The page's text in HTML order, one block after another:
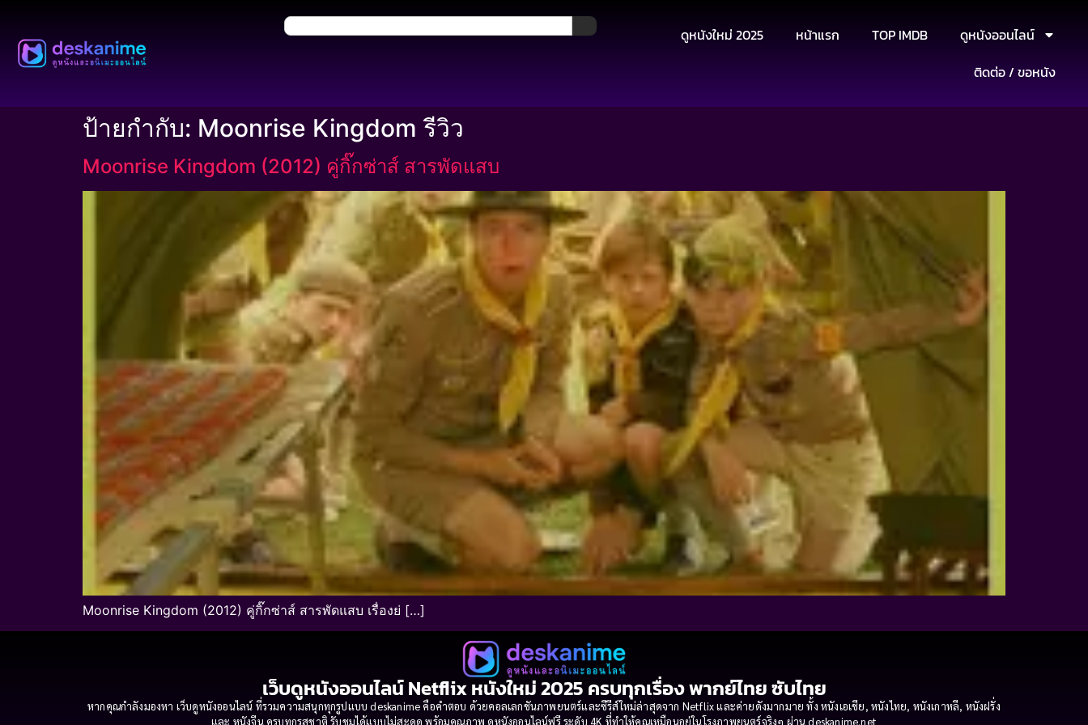
ดูหนังใหม่ 2025 หน้าแรก TOP IMDB
ดูหนังออนไลน์
ติดต่อ / ขอหนัง
ป้ายกำกับ: Moonrise Kingdom รีวิว
Moonrise Kingdom (2012) คู่กิ๊กซ่าส์ สารพัดแสบ
Moonrise Kingdom (2012) คู่กิ๊กซ่าส์ สารพัดแสบ เรื่องย่ […]
เว็บดูหนังออนไลน์ Netflix หนังใหม่ 2025 ครบทุกเรื่อง พากย์ไทย ซับไทย
หากคุณกำลังมองหา เว็บดูหนังออนไลน์ ที่รวมความสนุกทุกรูปแบบ deskanime คือคำตอบ ด้วยคอลเลกชันภาพยนตร์และซีรีส์ใหม่ล่าสุดจาก Netflix และค่ายดังมากมาย ทั้ง หนังเอเชีย, หนังไทย, หนังเกาหลี, หนังฝรั่ง
และ หนังจีน ครบทุกรสชาติ รับชมได้แบบไม่สะดุด พร้อมคุณภาพ ดูหนังออนไลน์ฟรี ระดับ 4K ที่ทำให้คุณเหมือนอยู่ในโรงภาพยนตร์จริงๆ ผ่าน deskanime.net